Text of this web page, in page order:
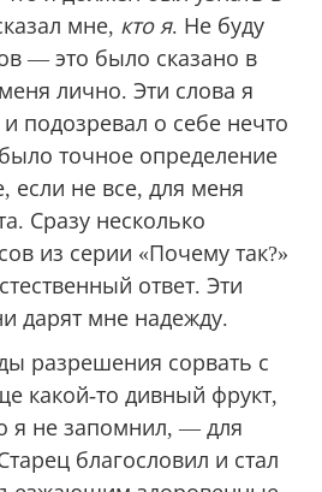
в дорогу.
снова
при митрополите, при
Просто уткнулся в
деда и плакал навзрыд.
и сказал, наверное,
я должен был узнать в
мне,кто я. Не буду
— это было сказано в
лично. Эти слова я
точное определение
если не все, для меня
Сразу несколько
из серии «Почему так?»